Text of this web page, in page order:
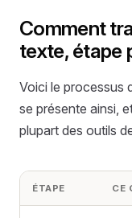
Comment
texte, étape
Voici le processus
se présente ainsi,
plupart des outils
ÉTAPE CE